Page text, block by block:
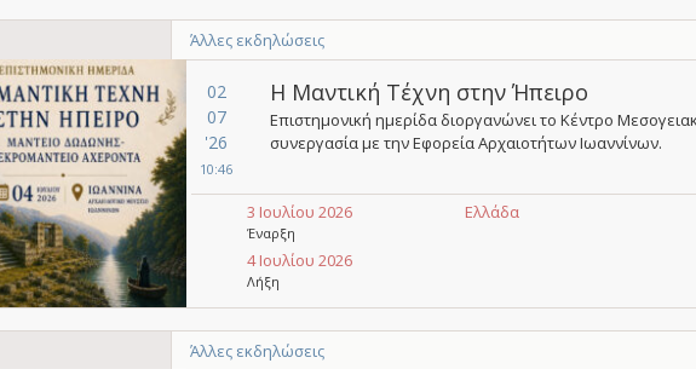
Άλλες εκδηλώσεις
02
07
'26
10:46
Η Μαντική Τέχνη στην Ήπειρο
Επιστημονική ημερίδα διοργανώνει το Κέντρο
συνεργασία με την Εφορεία Αρχαιοτήτων Ιωαννίνων.
3 Ιουλίου 2026
Έναρξη
4 Ιουλίου 2026
Λήξη
Ελλάδα
Άλλες εκδηλώσεις